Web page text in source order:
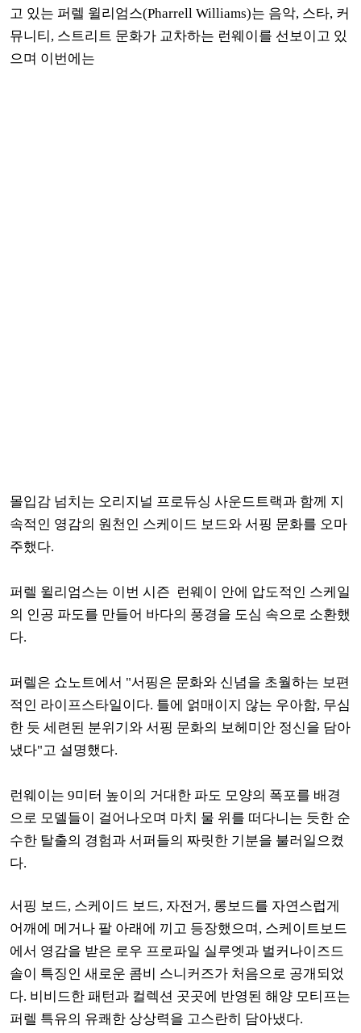
고 있는 퍼렐 윌리엄스(Pharrell Williams)는 음악, 스타, 커
뮤니티, 스트리트 문화가 교차하는 런웨이를 선보이고 있
으며 이번에는
몰입감 넘치는 오리지널 프로듀싱 사운드트랙과 함께 지
속적인 영감의 원천인 스케이드 보드와 서핑 문화를 오마
주했다.
퍼렐 윌리엄스는 이번 시즌 런웨이 안에 압도적인 스케일
의 인공 파도를 만들어 바다의 풍경을 도심 속으로 소환했
다.
퍼렐은 쇼노트에서 "서핑은 문화와 신념을 초월하는 보편
적인 라이프스타일이다. 틀에 얽매이지 않는 우아함, 무심
한 듯 세련된 분위기와 서핑 문화의 보헤미안 정신을 담아
냈다"고 설명했다.
런웨이는 9미터 높이의 거대한 파도 모양의 폭포를 배경
으로 모델들이 걸어나오며 마치 물 위를 떠다니는 듯한 순
수한 탈출의 경험과 서퍼들의 짜릿한 기분을 불러일으켰
다.
서핑 보드, 스케이드 보드, 자전거, 롱보드를 자연스럽게
어깨에 메거나 팔 아래에 끼고 등장했으며, 스케이트보드
에서 영감을 받은 로우 프로파일 실루엣과 벌커나이즈드
솔이 특징인 새로운 콤비 스니커즈가 처음으로 공개되었
다. 비비드한 패턴과 컬렉션 곳곳에 반영된 해양 모티프는
퍼렐 특유의 유쾌한 상상력을 고스란히 담아냈다.